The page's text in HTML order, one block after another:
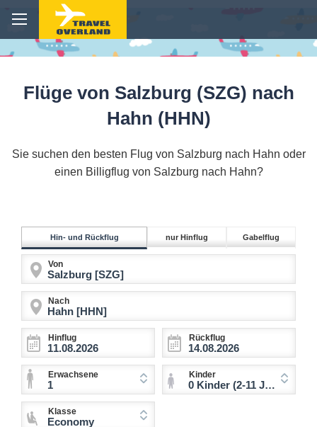
Flüge von Salzburg (SZG) nach
Hahn (HHN)
Sie suchen den besten Flug von Salzburg nach Hahn oder
einen Billigflug von Salzburg nach Hahn?
Hin- und Rückflug nur Hinflug Gabelflug
Von
Nach
Hinflug Rückflug
Erwachsene
1
Kinder
0 Kinder (2-11 Jahre)
Klasse
Economy